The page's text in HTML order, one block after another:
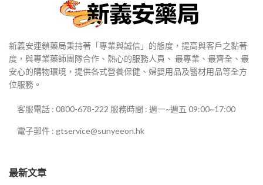
新義安連鎖藥局秉持著「專業與誠信」的態度，提高與客戶之黏著
度，與專業藥師團隊合作、熱心的服務人員、 最專業、最齊全、最
安心的購物環境，提供各式營養保健、婦嬰用品及醫材用品等全方
位服務。
客服電話 : 0800-678-222 服務時間 : 週一~週五 09:00~17:00
電子郵件 : gtservice@sunyeeon.hk
最新文章